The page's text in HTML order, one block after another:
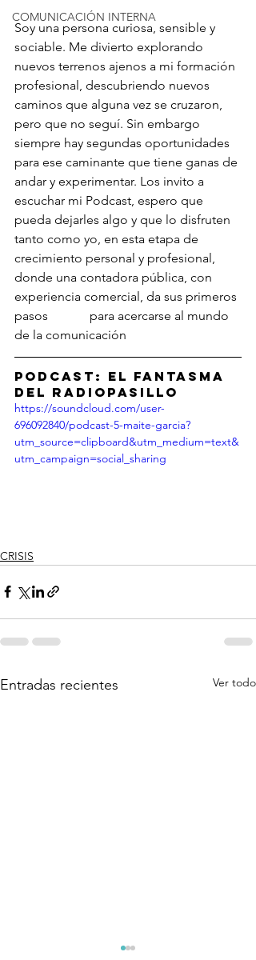
COMUNICACIÓN INTERNA
Soy una persona curiosa, sensible y
sociable. Me divierto explorando
nuevos terrenos ajenos a mi formación
profesional, descubriendo nuevos
caminos que alguna vez se cruzaron,
pero que no seguí. Sin embargo
siempre hay segundas oportunidades
para ese caminante que tiene ganas de
andar y experimentar. Los invito a
escuchar mi Podcast, espero que
pueda dejarles algo y que lo disfruten
tanto como yo, en esta etapa de
crecimiento personal y profesional,
donde una contadora pública, con
experiencia comercial, da sus primeros
pasos             para acercarse al mundo
de la comunicación
Podcast: El Fantasma
del Radiopasillo
https://soundcloud.com/user-
696092840/podcast-5-maite-garcia?
utm_source=clipboard&utm_medium=text&
utm_campaign=social_sharing
CRISIS
Entradas recientes Ver todo